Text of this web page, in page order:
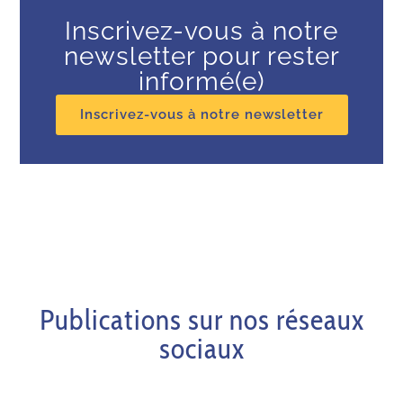
Inscrivez-vous à notre
newsletter pour rester
informé(e)
Inscrivez-vous à notre newsletter
Publications sur nos réseaux
sociaux